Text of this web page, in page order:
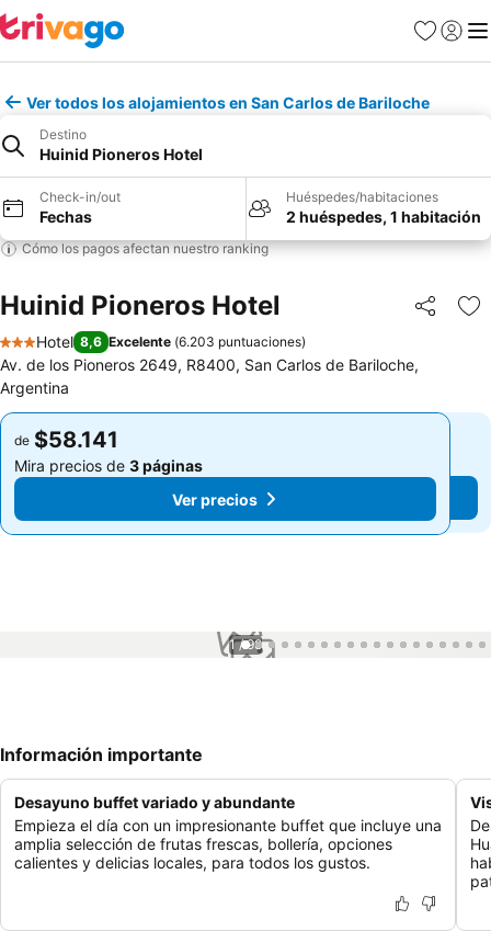
Favoritos
Iniciar
Ver todos los alojamientos en San Carlos de Bariloche
Destino
Huinid Pioneros Hotel
Check-in/out
Fechas
Huéspedes/habitaciones
2 huéspedes, 1 habitación
Cómo los pagos afectan nuestro ranking
Huinid Pioneros Hotel Compartir
3 Estrellas
Hotel 8,6 Excelente (6.203 puntuaciones)
Av. de los Pioneros 2649, R8400, San Carlos de Bariloche,
Argentina
de $58.141
Mira precios de 3 páginas
Ver precios
de $58.141
Mira precios de 3 páginas
Ver precios
1 / 98
Información importante
Desayuno buffet variado y abundante
Empieza el día con un impresionante buffet que incluye una
amplia selección de frutas frescas, bollería, opciones
calientes y delicias locales, para todos los gustos.